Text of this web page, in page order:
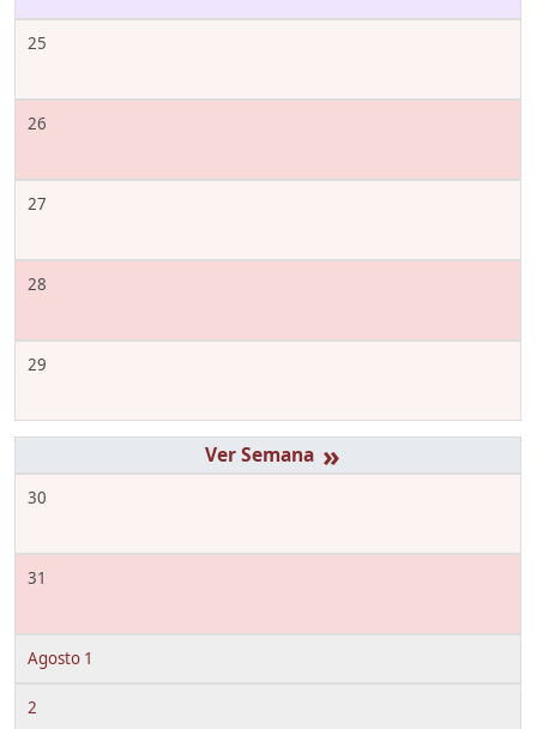
25
26
27
28
29
»
30
31
Agosto 1
2